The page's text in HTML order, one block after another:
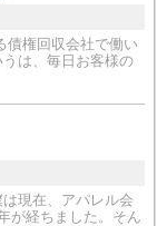
債権回収会社で働い
は、毎日お客様の
現在、アパレル会
が経ちました。そん